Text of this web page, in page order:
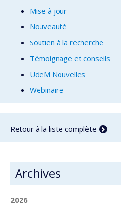
Mise à jour
Nouveauté
Soutien à la recherche
Témoignage et conseils
UdeM Nouvelles
Webinaire
Retour à la liste complète
Archives
2026